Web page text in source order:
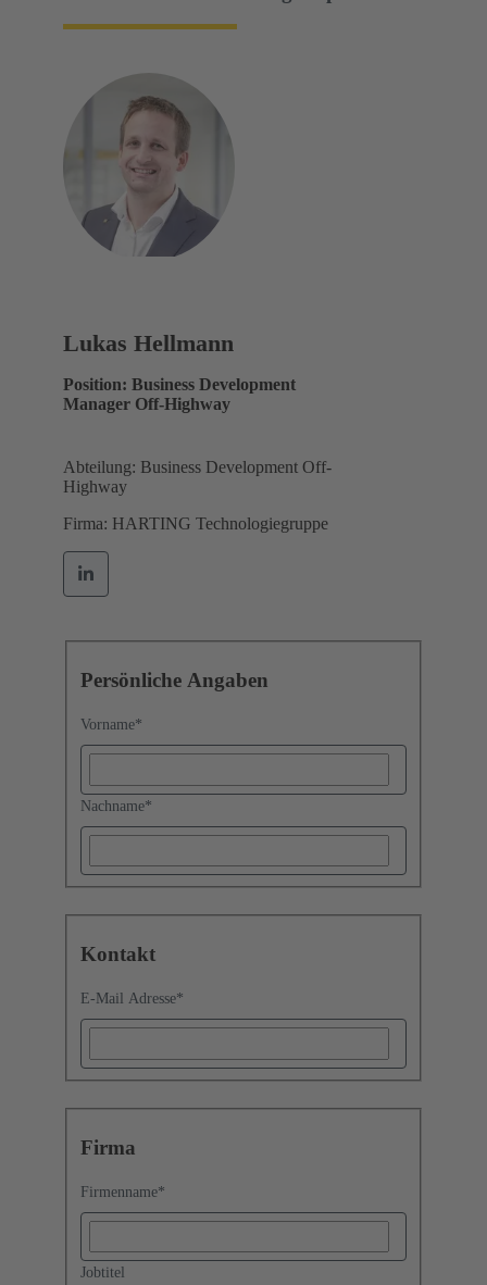
Lukas Hellmann
Position: Business Development
Manager Off-Highway
Abteilung: Business Development Off-
Highway
Firma: HARTING Technologiegruppe
Persönliche Angaben
Vorname*
Nachname*
Kontakt
E-Mail Adresse*
Firma
Firmenname*
Jobtitel